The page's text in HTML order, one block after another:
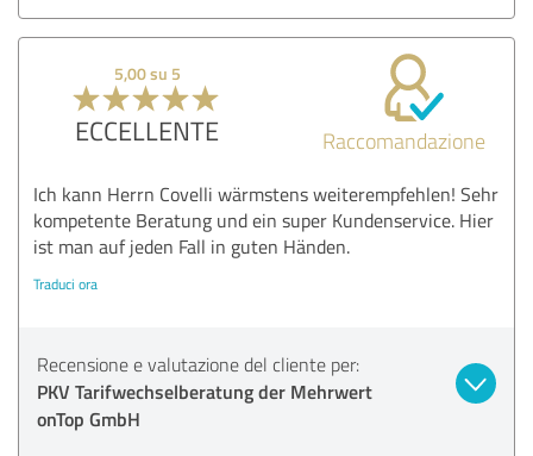
5,00 su 5
ECCELLENTE Raccomandazione
Ich kann Herrn Covelli wärmstens weiterempfehlen! Sehr
kompetente Beratung und ein super Kundenservice. Hier
ist man auf jeden Fall in guten Händen.
Traduci ora
Recensione e valutazione del cliente per:
PKV Tarifwechselberatung der Mehrwert
onTop GmbH